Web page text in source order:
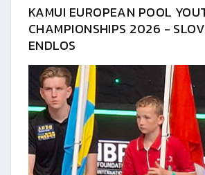
KAMUI EUROPEAN POOL
CHAMPIONSHIPS 2026 -
ENDLOS